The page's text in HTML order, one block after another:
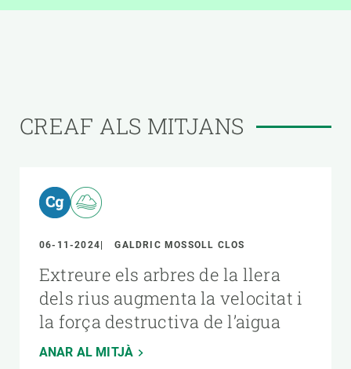
CREAF ALS MITJANS
06-11-2024 GALDRIC MOSSOLL CLOS
Extreure els arbres de la llera
dels rius augmenta la velocitat i
la força destructiva de l’aigua
ANAR AL MITJÀ